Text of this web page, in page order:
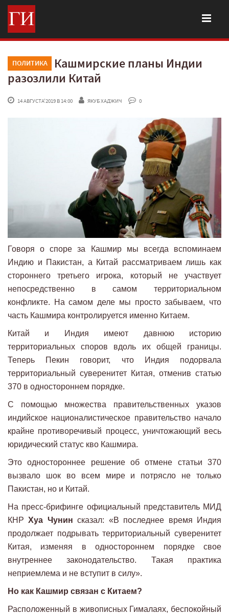
ПОЛИТИКА
Кашмирские планы Индии
разозлили Китай
14 АВГУСТА'2019 В 14:00 ЯКУБ ХАДЖИЧ 0
Говоря о споре за Кашмир мы всегда вспоминаем
Индию и Пакистан, а Китай рассматриваем лишь как
стороннего третьего игрока, который не участвует
непосредственно в самом территориальном
конфликте. На самом деле мы просто забываем, что
часть Кашмира контролируется именно Китаем.
Китай и Индия имеют давнюю историю
территориальных споров вдоль их общей границы.
Теперь Пекин говорит, что Индия подорвала
территориальный суверенитет Китая, отменив статью
370 в одностороннем порядке.
С помощью множества правительственных указов
индийское националистическое правительство начало
крайне противоречивый процесс, уничтожающий весь
юридический статус кво Кашмира.
Это одностороннее решение об отмене статьи 370
вызвало шок во всем мире и потрясло не только
Пакистан, но и Китай.
На пресс-брифинге официальный представитель МИД
КНРХуа Чунин сказал: «В последнее время Индия
продолжает подрывать территориальный суверенитет
Китая, изменяя в одностороннем порядке свое
внутреннее законодательство. Такая практика
неприемлема и не вступит в силу».
Но как Кашмир связан с Китаем?
Расположенный в живописных Гималаях, беспокойный